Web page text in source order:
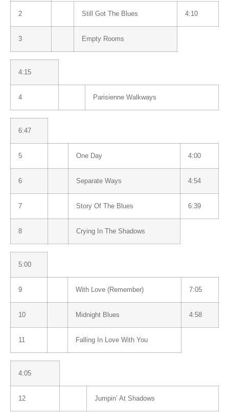
2 Still Got The Blues 4:10
3 Empty Rooms
4:15
4 Parisienne Walkways
6:47
5 One Day 4:00
6 Separate Ways 4:54
7 Story Of The Blues 6:39
8 Crying In The Shadows
5:00
9 With Love (Remember) 7:05
10 Midnight Blues 4:58
11 Falling In Love With You
4:05
12 Jumpin’ At Shadows